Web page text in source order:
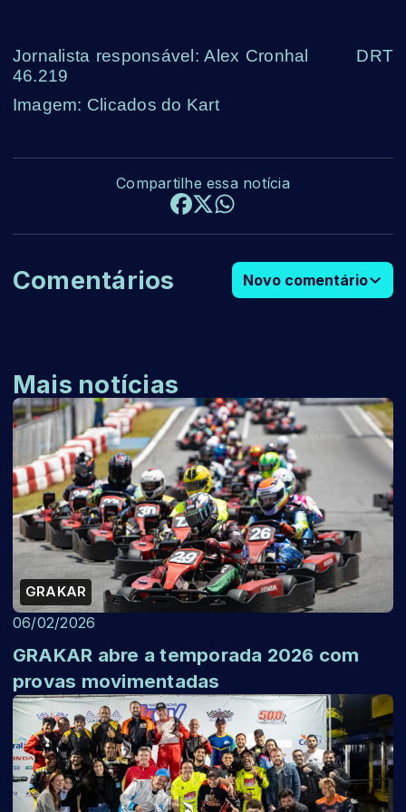
Jornalista responsável: Alex Cronhal DRT
46.219
Imagem: Clicados do Kart
Compartilhe essa notícia
Comentários Novo comentário
Mais notícias
GRAKAR
06/02/2026
GRAKAR abre a temporada 2026 com
provas movimentadas